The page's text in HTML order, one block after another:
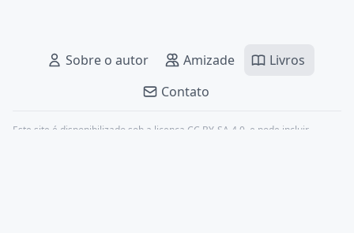
Sobre o autor Amizade
Livros
Contato
Este site é disponibilizado sob a licença CC BY-SA 4.0 , e pode incluir